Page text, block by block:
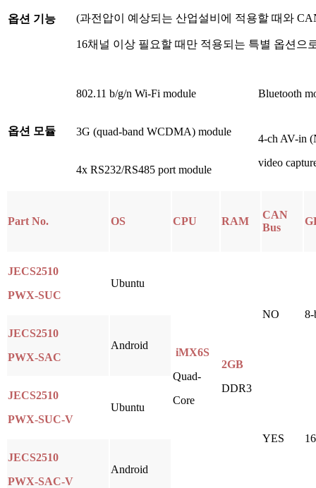
옵션 기능 (과전압이 예상되는 산업설비에 적용할 때와
16채널 이상 필요할 때만 적용되는 특별 옵션으
옵션 모듈
802.11 b/g/n Wi-Fi module Bluetooth
3G (quad-band WCDMA) module
4-ch AV-in
video
4x RS232/RS485 port module
Part No. OS CPU RAM
CAN
Bus
JECS2510
PWX-SUC
Ubuntu
iMX6S
Quad-
Core
2GB
DDR3
NO
8-
JECS2510
PWX-SAC
Android
JECS2510
PWX-SUC-V
Ubuntu
YES
JECS2510
PWX-SAC-V
Android